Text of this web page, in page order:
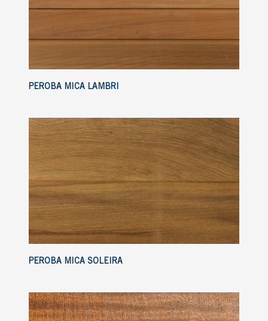
PEROBA MICA LAMBRI
PEROBA MICA SOLEIRA